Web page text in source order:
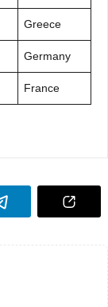
Greece
Germany
France